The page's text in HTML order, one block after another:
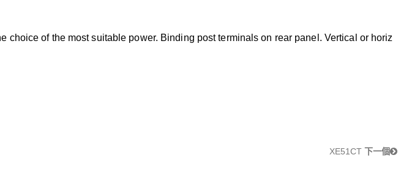
of the most suitable power. Binding post terminals on rear panel. Vertical or horiz
XE51CT 下一個